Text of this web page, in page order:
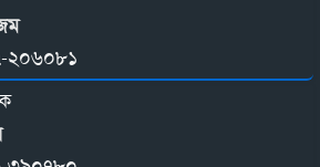
২০৬০৮১